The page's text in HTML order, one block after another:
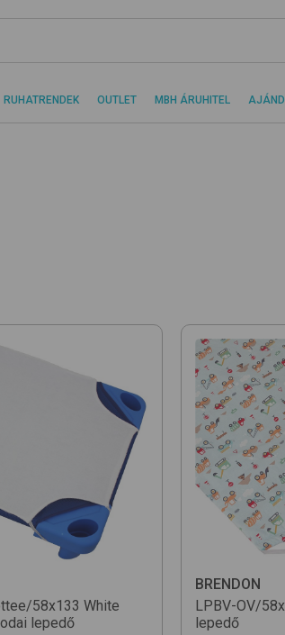
RUHATRENDEK OUTLET MBH ÁRUHITEL
58x133 White
lepedő
BRENDON
LPBV-OV/
lepedő